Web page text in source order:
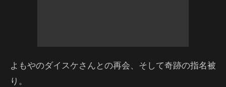
よもやのダイスケさんとの再会、そして奇跡の指名被
り。